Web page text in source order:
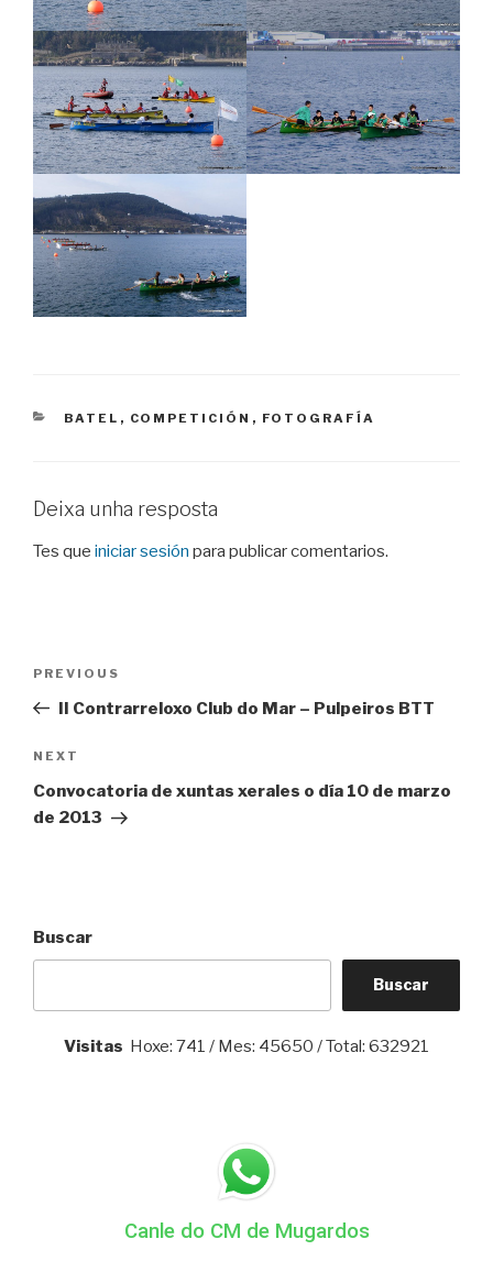
CATEGORIES
BATEL , COMPETICIÓN , FOTOGRAFÍA
Deixa unha resposta
Tes que iniciar sesión para publicar comentarios.
entradas
Previous
Post
PREVIOUS
II Contrarreloxo Club do Mar – Pulpeiros BTT
Next
Post
NEXT
Convocatoria de xuntas xerales o día 10 de marzo
de 2013
Buscar
Buscar
Visitas Hoxe: 741 / Mes: 45650 / Total: 632921
Canle do CM de Mugardos